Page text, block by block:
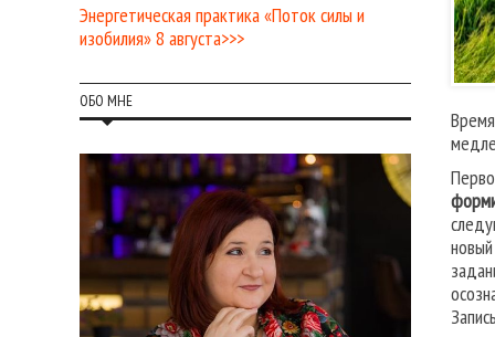
Энергетическая практика «Поток силы и
изобилия» 8 августа>>>
ОБО МНЕ